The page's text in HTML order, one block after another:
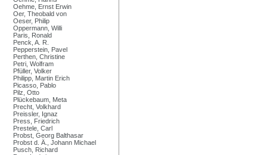
Oehme, Ernst Erwin
Oer, Theobald von
Oeser, Philip
Oppermann, Willi
Paris, Ronald
Penck, A. R.
Pepperstein, Pavel
Perthen, Christine
Petri, Wolfram
Pfüller, Volker
Philipp, Martin Erich
Picasso, Pablo
Pilz, Otto
Plückebaum, Meta
Precht, Volkhard
Preissler, Ignaz
Press, Friedrich
Prestele, Carl
Probst, Georg Balthasar
Probst d. Ä., Johann Michael
Pusch, Richard